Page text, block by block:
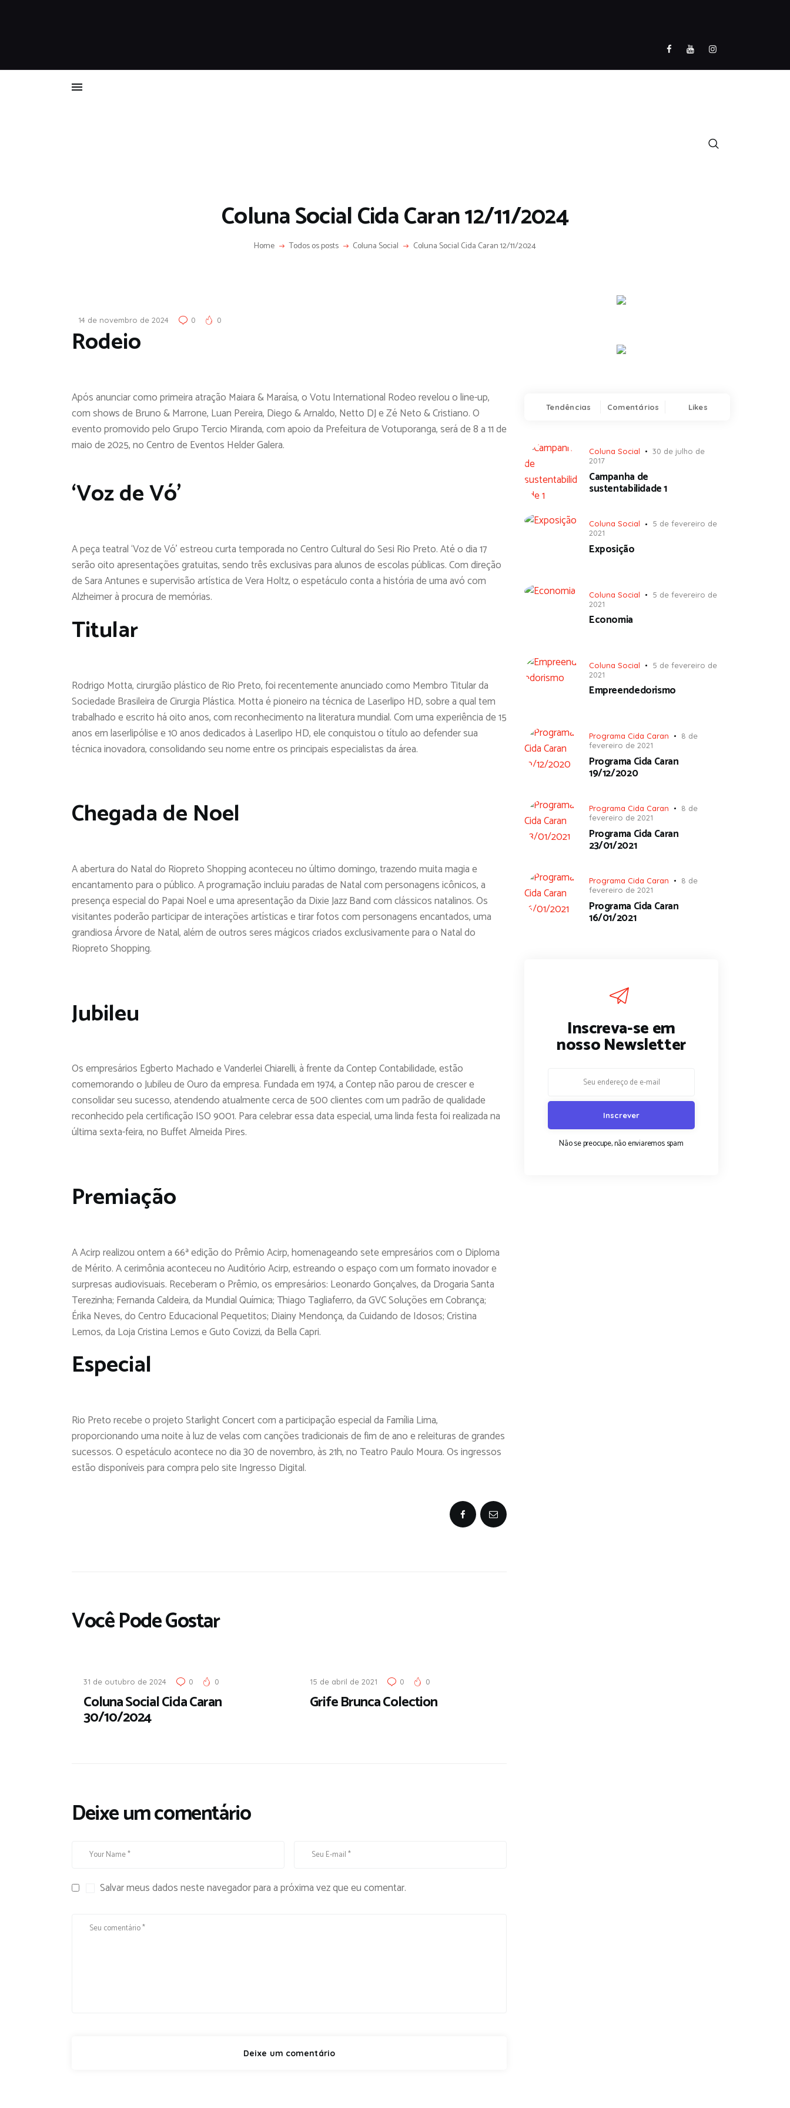
Coluna Social Cida Caran 12/11/2024
Home Todos os posts Coluna Social Coluna Social Cida Caran 12/11/2024
14 de novembro de 2024 0 0
Rodeio
Após anunciar como primeira atração Maiara & Maraísa, o Votu International Rodeo revelou o line-up,
com shows de Bruno & Marrone, Luan Pereira, Diego & Arnaldo, Netto DJ e Zé Neto & Cristiano. O
evento promovido pelo Grupo Tercio Miranda, com apoio da Prefeitura de Votuporanga, será de 8 a 11 de
maio de 2025, no Centro de Eventos Helder Galera.
‘Voz de Vó’
A peça teatral ‘Voz de Vó’ estreou curta temporada no Centro Cultural do Sesi Rio Preto. Até o dia 17
serão oito apresentações gratuitas, sendo três exclusivas para alunos de escolas públicas. Com direção
de Sara Antunes e supervisão artística de Vera Holtz, o espetáculo conta a história de uma avó com
Alzheimer à procura de memórias.
Titular
Rodrigo Motta, cirurgião plástico de Rio Preto, foi recentemente anunciado como Membro Titular da
Sociedade Brasileira de Cirurgia Plástica. Motta é pioneiro na técnica de Laserlipo HD, sobre a qual tem
trabalhado e escrito há oito anos, com reconhecimento na literatura mundial. Com uma experiência de 15
anos em laserlipólise e 10 anos dedicados à Laserlipo HD, ele conquistou o título ao defender sua
técnica inovadora, consolidando seu nome entre os principais especialistas da área.
Chegada de Noel
A abertura do Natal do Riopreto Shopping aconteceu no último domingo, trazendo muita magia e
encantamento para o público. A programação incluiu paradas de Natal com personagens icônicos, a
presença especial do Papai Noel e uma apresentação da Dixie Jazz Band com clássicos natalinos. Os
visitantes poderão participar de interações artísticas e tirar fotos com personagens encantados, uma
grandiosa Árvore de Natal, além de outros seres mágicos criados exclusivamente para o Natal do
Riopreto Shopping.
Jubileu
Os empresários Egberto Machado e Vanderlei Chiarelli, à frente da Contep Contabilidade, estão
comemorando o Jubileu de Ouro da empresa. Fundada em 1974, a Contep não parou de crescer e
consolidar seu sucesso, atendendo atualmente cerca de 500 clientes com um padrão de qualidade
reconhecido pela certificação ISO 9001. Para celebrar essa data especial, uma linda festa foi realizada na
última sexta-feira, no Buffet Almeida Pires.
Premiação
A Acirp realizou ontem a 66ª edição do Prêmio Acirp, homenageando sete empresários com o Diploma
de Mérito. A cerimônia aconteceu no Auditório Acirp, estreando o espaço com um formato inovador e
surpresas audiovisuais. Receberam o Prêmio, os empresários: Leonardo Gonçalves, da Drogaria Santa
Terezinha; Fernanda Caldeira, da Mundial Química; Thiago Tagliaferro, da GVC Soluções em Cobrança;
Érika Neves, do Centro Educacional Pequetitos; Diainy Mendonça, da Cuidando de Idosos; Cristina
Lemos, da Loja Cristina Lemos e Guto Covizzi, da Bella Capri.
Especial
Rio Preto recebe o projeto Starlight Concert com a participação especial da Família Lima,
proporcionando uma noite à luz de velas com canções tradicionais de fim de ano e releituras de grandes
sucessos. O espetáculo acontece no dia 30 de novembro, às 21h, no Teatro Paulo Moura. Os ingressos
estão disponíveis para compra pelo site Ingresso Digital.
Você Pode Gostar
31 de outubro de 2024 0 0
Coluna Social Cida Caran
30/10/2024
15 de abril de 2021 0 0
Grife Brunca Colection
Deixe um comentário
Salvar meus dados neste navegador para a próxima vez que eu comentar.
Tendências Comentários Likes
Coluna Social
30 de julho de
2017
Campanha de
sustentabilidade 1
Coluna Social
5 de fevereiro de
2021
Exposição
Coluna Social
5 de fevereiro de
2021
Economia
Coluna Social
5 de fevereiro de
2021
Empreendedorismo
Programa Cida Caran
8 de
fevereiro de 2021
Programa Cida Caran
19/12/2020
Programa Cida Caran
8 de
fevereiro de 2021
Programa Cida Caran
23/01/2021
Programa Cida Caran
8 de
fevereiro de 2021
Programa Cida Caran
16/01/2021
Inscreva-se em
nosso Newsletter
Não se preocupe, não enviaremos spam